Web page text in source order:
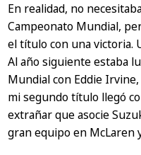
En realidad, no
Campeonato Mundial,
el título con una victoria.
Al año siguiente estaba
Mundial con Eddie
mi segundo título llegó
extrañar que asocie
gran equipo en McLaren